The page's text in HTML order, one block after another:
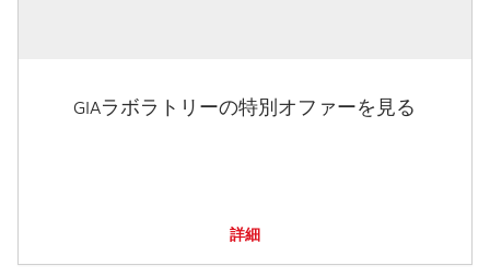
GIAラボラトリーの特別オファーを見る
詳細